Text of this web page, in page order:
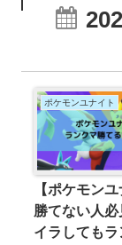
ポケモンユナイト
【ポケモンユ
勝てない人必
イラしてもラ